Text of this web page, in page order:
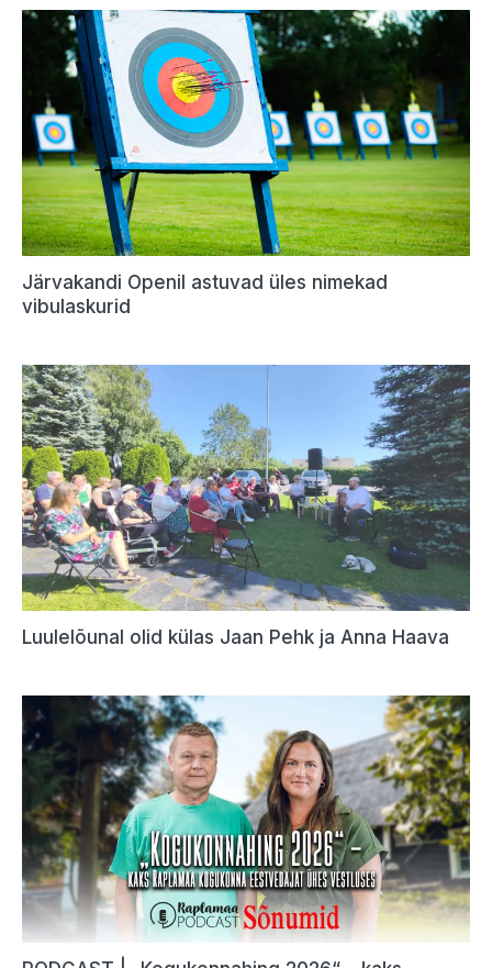
Järvakandi Openil astuvad üles nimekad
vibulaskurid
Luulelõunal olid külas Jaan Pehk ja Anna Haava